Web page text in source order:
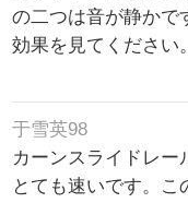
の二つは音が静かで
効果を見てください。
于雪英98
カーンスライドレー
とても速いです。